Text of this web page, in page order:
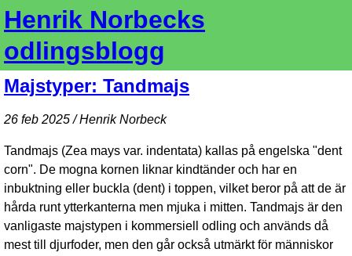
Henrik Norbecks
odlingsblogg
Majstyper: Tandmajs
26 feb 2025 / Henrik Norbeck
Tandmajs (Zea mays var. indentata) kallas på engelska "dent
corn". De mogna kornen liknar kindtänder och har en
inbuktning eller buckla (dent) i toppen, vilket beror på att de är
hårda runt ytterkanterna men mjuka i mitten. Tandmajs är den
vanligaste majstypen i kommersiell odling och används då
mest till djurfoder, men den går också utmärkt för människor